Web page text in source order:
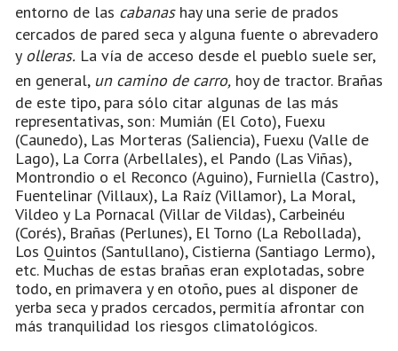
entorno de las cabanashay una serie de prados
cercados de pared seca y alguna fuente o abrevadero
y olleras. La vía de acceso desde el pueblo suele ser,
en general, un camino de carro, hoy de tractor. Brañas
de este tipo, para sólo citar algunas de las más
representativas, son: Mumián (El Coto), Fuexu
(Caunedo), Las Morteras (Saliencia), Fuexu (Valle de
Lago), La Corra (Arbellales), el Pando (Las Viñas),
Montrondio o el Reconco (Aguino), Furniella (Castro),
Fuentelinar (Villaux), La Raíz (Villamor), La Moral,
Vildeo y La Pornacal (Villar de Vildas), Carbeinéu
(Corés), Brañas (Perlunes), El Torno (La Rebollada),
Los Quintos (Santullano), Cistierna (Santiago Lermo),
etc. Muchas de estas brañas eran explotadas, sobre
todo, en primavera y en otoño, pues al disponer de
yerba seca y prados cercados, permitía afrontar con
más tranquilidad los riesgos climatológicos.